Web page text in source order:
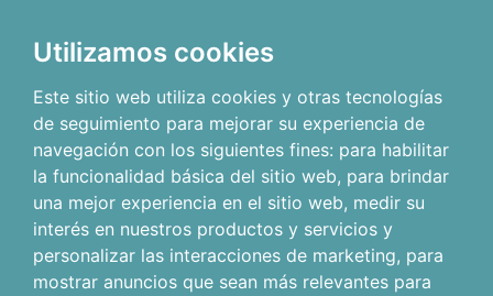
Utilizamos cookies
Este sitio web utiliza cookies y otras tecnologías
de seguimiento para mejorar su experiencia de
navegación con los siguientes fines: para habilitar
la funcionalidad básica del sitio web, para brindar
una mejor experiencia en el sitio web, medir su
interés en nuestros productos y servicios y
personalizar las interacciones de marketing, para
mostrar anuncios que sean más relevantes para